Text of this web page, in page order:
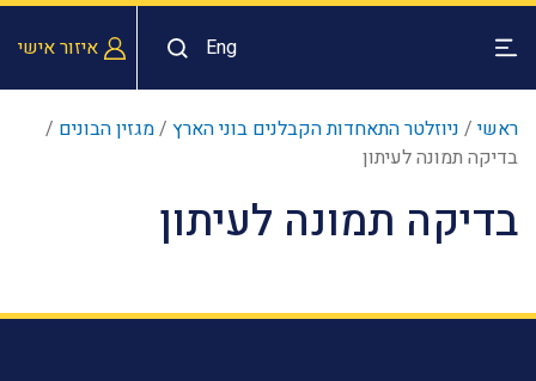
Eng איזור אישי
ראשי / ניוזלטר התאחדות הקבלנים בוני הארץ /מגזין הבונים /
בדיקה תמונה לעיתון
בדיקה תמונה לעיתון